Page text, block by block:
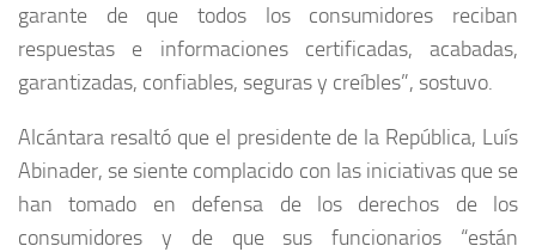
garante de que todos los consumidores reciban
respuestas e informaciones certificadas, acabadas,
garantizadas, confiables, seguras y creíbles”, sostuvo.
Alcántara resaltó que el presidente de la República, Luís
Abinader, se siente complacido con las iniciativas que se
han tomado en defensa de los derechos de los
consumidores y de que sus funcionarios “están